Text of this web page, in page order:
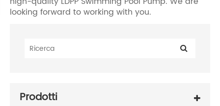
looking forward to working with you.
Prodotti